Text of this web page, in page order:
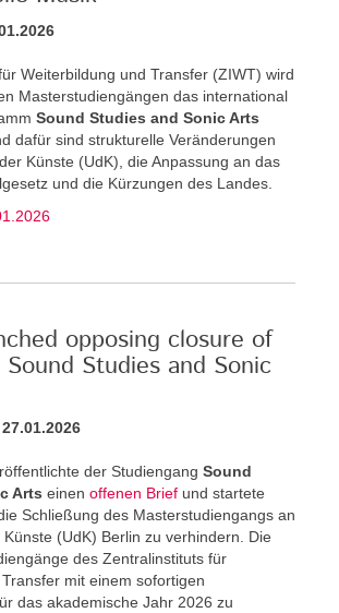
Weiterbildung und Transfer (ZIWT) wird
Masterstudiengängen das international
Sound Studies and Sonic Arts
dafür sind strukturelle Veränderungen
Künste (UdK), die Anpassung an das
und die Kürzungen des Landes.
opposing closure of
Studies and Sonic
der Studiengang Sound
Arts einen offenen Brief und startete
Schließung des Masterstudiengangs an
(UdK) Berlin zu verhindern. Die
des Zentralinstituts für
mit einem sofortigen
das akademische Jahr 2026 zu